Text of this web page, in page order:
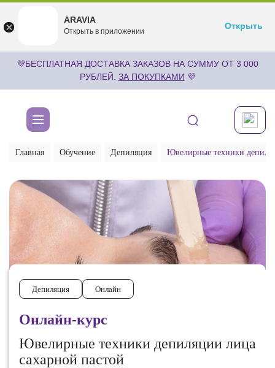
undefined
Бесплатноru.aravia.new
Открыть
💜БЕСПЛАТНАЯ ДОСТАВКА ЗАКАЗОВ НА СУММУ ОТ 3 000
РУБЛЕЙ. ЗА ПОКУПКАМИ 💜
Главная Обучение Депиляция Ювелирные техники
Депиляция Онлайн
Онлайн-курс
Ювелирные техники депиляции лица
сахарной пастой
ARAVIA
Открыть в приложении
Открыть